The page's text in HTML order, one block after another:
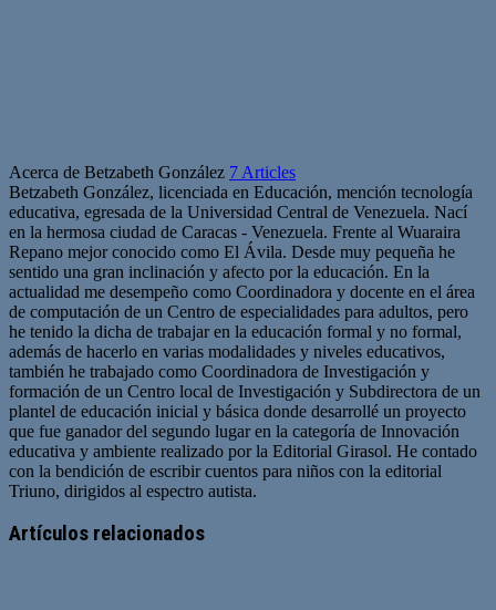
Acerca de Betzabeth González 7 Articles
Betzabeth González, licenciada en Educación, mención tecnología
educativa, egresada de la Universidad Central de Venezuela. Nací
en la hermosa ciudad de Caracas - Venezuela. Frente al Wuaraira
Repano mejor conocido como El Ávila. Desde muy pequeña he
sentido una gran inclinación y afecto por la educación. En la
actualidad me desempeño como Coordinadora y docente en el área
de computación de un Centro de especialidades para adultos, pero
he tenido la dicha de trabajar en la educación formal y no formal,
además de hacerlo en varias modalidades y niveles educativos,
también he trabajado como Coordinadora de Investigación y
formación de un Centro local de Investigación y Subdirectora de un
plantel de educación inicial y básica donde desarrollé un proyecto
que fue ganador del segundo lugar en la categoría de Innovación
educativa y ambiente realizado por la Editorial Girasol. He contado
con la bendición de escribir cuentos para niños con la editorial
Triuno, dirigidos al espectro autista.
Artículos relacionados